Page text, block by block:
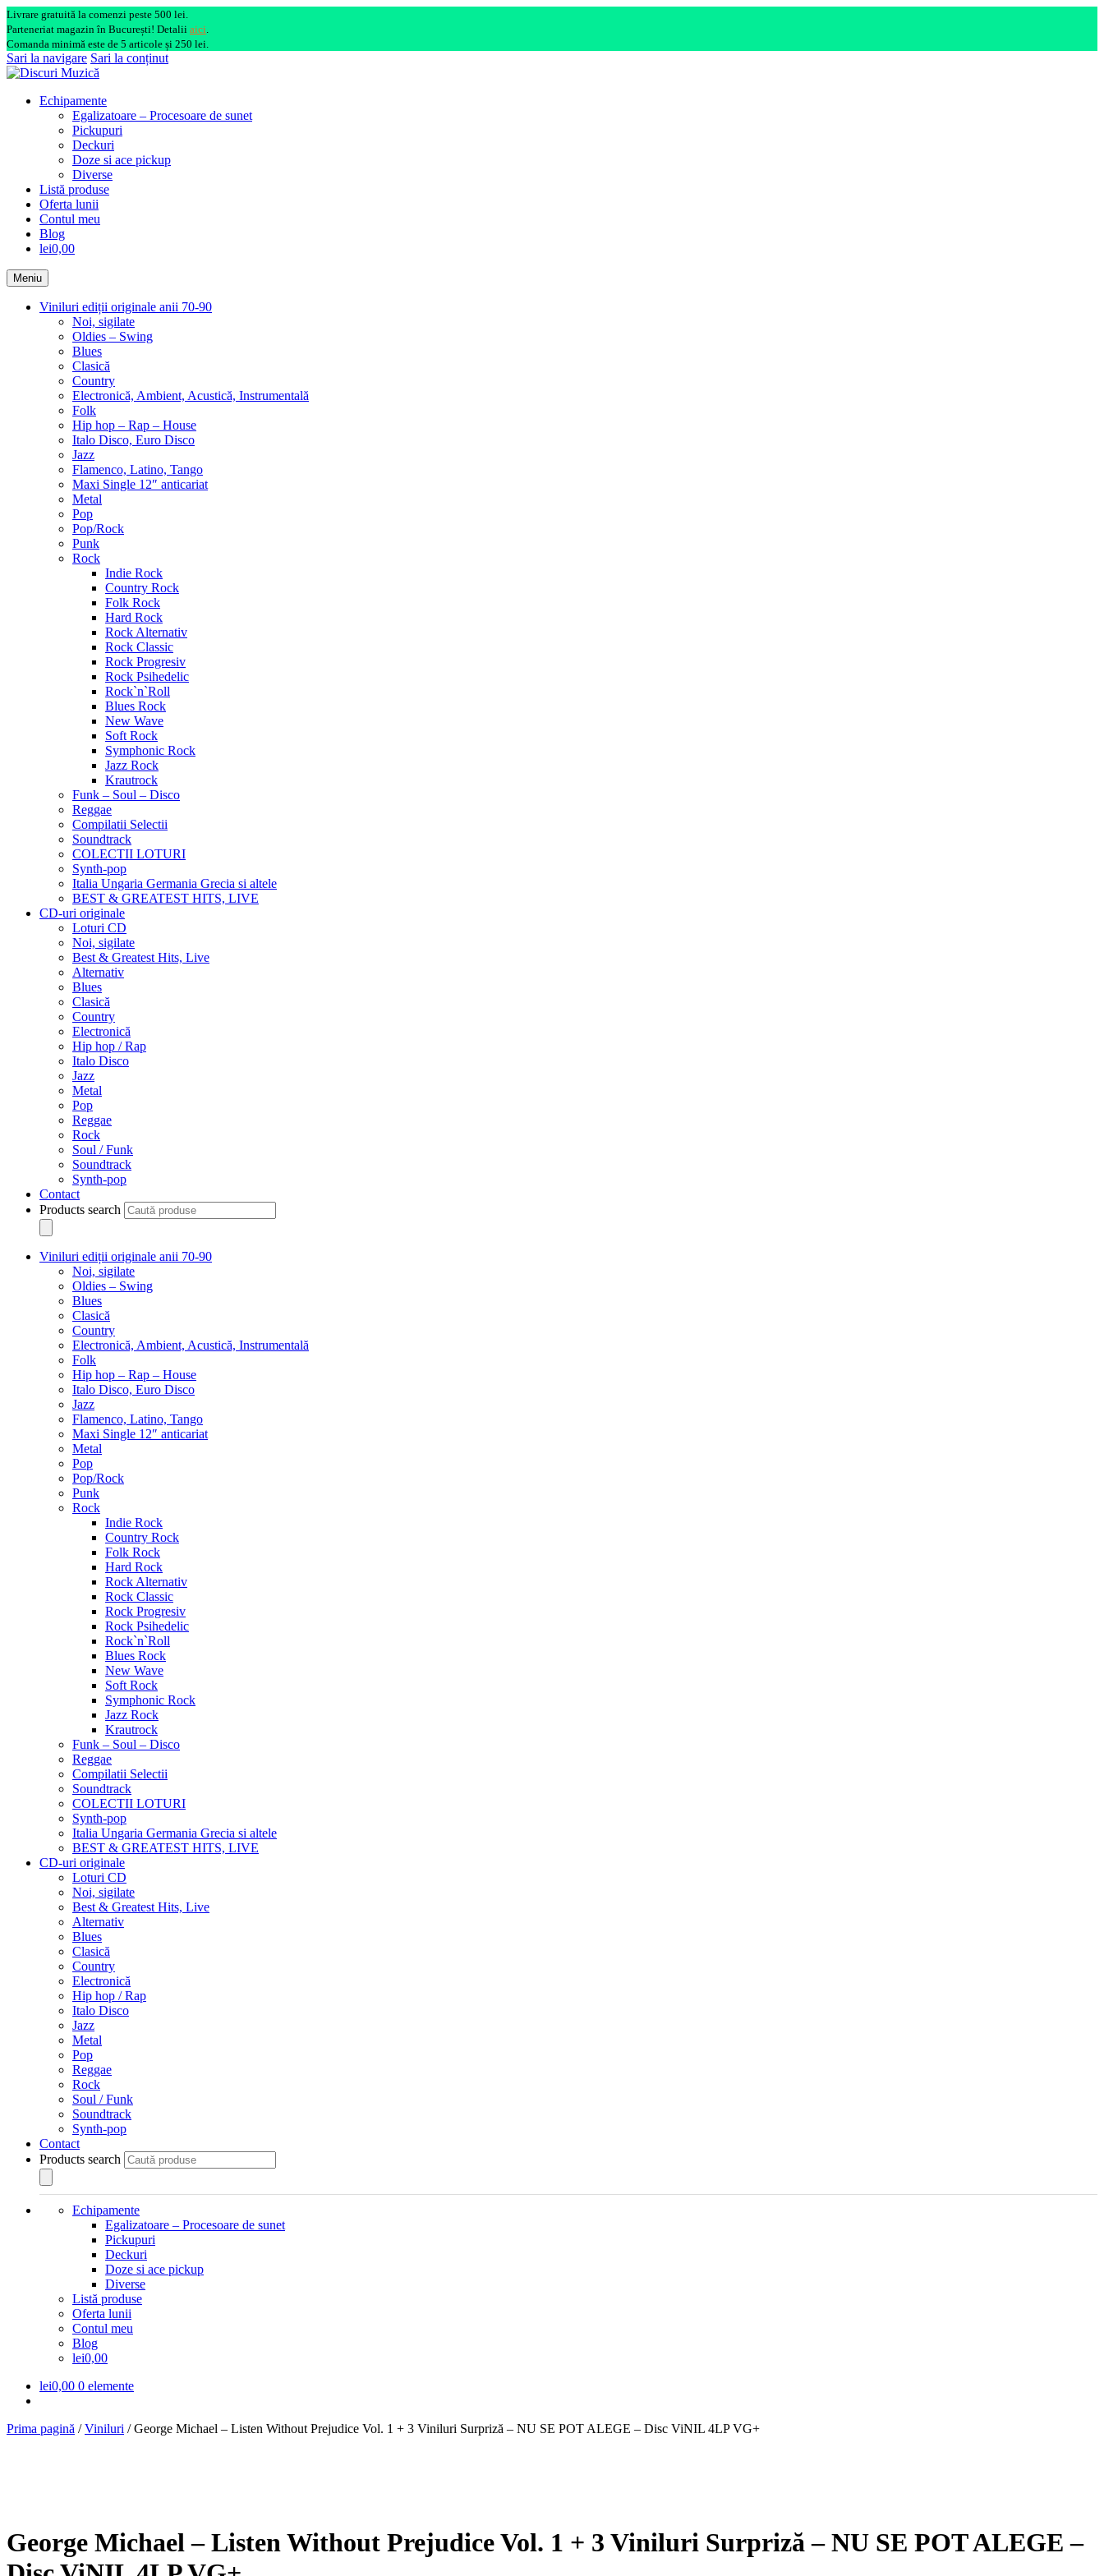
Livrare gratuită la comenzi peste 500 lei.
Parteneriat magazin în București! Detalii aici.
Comanda minimă este de 5 articole și 250 lei.
Sari la navigare Sari la conținut
Echipamente
Egalizatoare – Procesoare de sunet
Pickupuri
Deckuri
Doze si ace pickup
Diverse
Listă produse
Oferta lunii
Contul meu
Blog
lei0,00
Meniu
Viniluri ediții originale anii 70-90
Noi, sigilate
Oldies – Swing
Blues
Clasică
Country
Electronică, Ambient, Acustică, Instrumentală
Folk
Hip hop – Rap – House
Italo Disco, Euro Disco
Jazz
Flamenco, Latino, Tango
Maxi Single 12″ anticariat
Metal
Pop
Pop/Rock
Punk
Rock
Indie Rock
Country Rock
Folk Rock
Hard Rock
Rock Alternativ
Rock Classic
Rock Progresiv
Rock Psihedelic
Rock`n`Roll
Blues Rock
New Wave
Soft Rock
Symphonic Rock
Jazz Rock
Krautrock
Funk – Soul – Disco
Reggae
Compilatii Selectii
Soundtrack
COLECTII LOTURI
Synth-pop
Italia Ungaria Germania Grecia si altele
BEST & GREATEST HITS, LIVE
CD-uri originale
Loturi CD
Noi, sigilate
Best & Greatest Hits, Live
Alternativ
Blues
Clasică
Country
Electronică
Hip hop / Rap
Italo Disco
Jazz
Metal
Pop
Reggae
Rock
Soul / Funk
Soundtrack
Synth-pop
Contact
Products search
Viniluri ediții originale anii 70-90
Noi, sigilate
Oldies – Swing
Blues
Clasică
Country
Electronică, Ambient, Acustică, Instrumentală
Folk
Hip hop – Rap – House
Italo Disco, Euro Disco
Jazz
Flamenco, Latino, Tango
Maxi Single 12″ anticariat
Metal
Pop
Pop/Rock
Punk
Rock
Indie Rock
Country Rock
Folk Rock
Hard Rock
Rock Alternativ
Rock Classic
Rock Progresiv
Rock Psihedelic
Rock`n`Roll
Blues Rock
New Wave
Soft Rock
Symphonic Rock
Jazz Rock
Krautrock
Funk – Soul – Disco
Reggae
Compilatii Selectii
Soundtrack
COLECTII LOTURI
Synth-pop
Italia Ungaria Germania Grecia si altele
BEST & GREATEST HITS, LIVE
CD-uri originale
Loturi CD
Noi, sigilate
Best & Greatest Hits, Live
Alternativ
Blues
Clasică
Country
Electronică
Hip hop / Rap
Italo Disco
Jazz
Metal
Pop
Reggae
Rock
Soul / Funk
Soundtrack
Synth-pop
Contact
Products search
Echipamente
Egalizatoare – Procesoare de sunet
Pickupuri
Deckuri
Doze si ace pickup
Diverse
Listă produse
Oferta lunii
Contul meu
Blog
lei0,00
lei0,00 0 elemente
Prima pagină /Viniluri /George Michael – Listen Without Prejudice Vol. 1 + 3 Viniluri Surpriză – NU SE POT ALEGE – Disc ViNIL 4LP VG+
George Michael – Listen Without Prejudice Vol. 1 + 3 Viniluri Surpriză – NU SE POT ALEGE –